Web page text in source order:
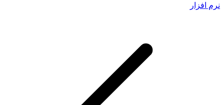
نرم افزار